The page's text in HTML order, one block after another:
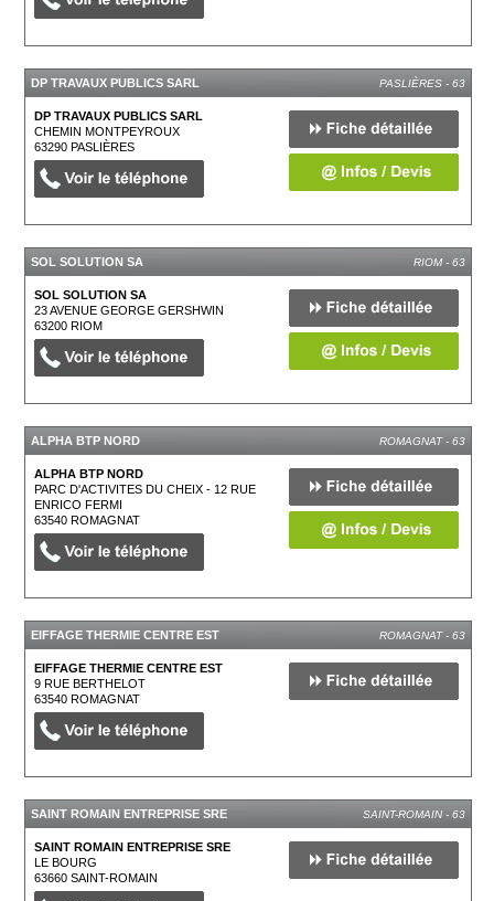
DP TRAVAUX PUBLICS SARL PASLIÈRES - 63
DP TRAVAUX PUBLICS SARL
CHEMIN MONTPEYROUX
63290PASLIÈRES
SOL SOLUTION SA RIOM - 63
SOL SOLUTION SA
23 AVENUE GEORGE GERSHWIN
63200RIOM
ALPHA BTP NORD ROMAGNAT - 63
ALPHA BTP NORD
PARC D'ACTIVITES DU CHEIX - 12 RUE
ENRICO FERMI
63540ROMAGNAT
EIFFAGE THERMIE CENTRE EST ROMAGNAT - 63
EIFFAGE THERMIE CENTRE EST
9 RUE BERTHELOT
63540ROMAGNAT
SAINT ROMAIN ENTREPRISE SRE SAINT-ROMAIN - 63
SAINT ROMAIN ENTREPRISE SRE
LE BOURG
63660SAINT-ROMAIN